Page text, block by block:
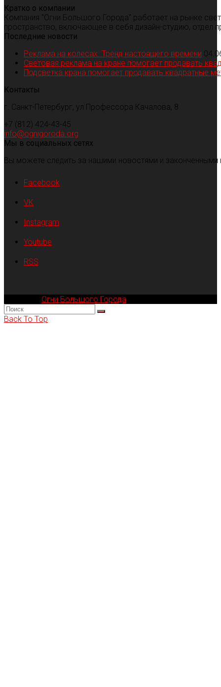
Кратко о компании
Компания "Огни Большого Города" работает на рынке
пространство, включающее в себя дизайн-студию, отдел
Последние новости
Реклама на колесах. Тренд настоящего времени
Световая реклама на кране помогает продавать
Подсветка крана помогает продавать квадратные
Контакты
г. Санкт-Петербург, ул Профессора Качалова, 8
+7 (812) 424-43-45
info@ognigoroda.org
Мы в социальных сетях
Вы можете следить за нашими новостями и
Facebook
VK
Instagram
Youtube
RSS
Огни Большого Города
Back To Top